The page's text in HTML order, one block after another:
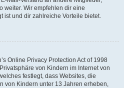
weiter. Wir empfehlen dir eine
ist und dir zahlreiche Vorteile bietet.
Online Privacy Protection Act of 1998
von Kindern im Internet von
festlegt, dass Websites, die
von Kindern unter 13 Jahren erheben,